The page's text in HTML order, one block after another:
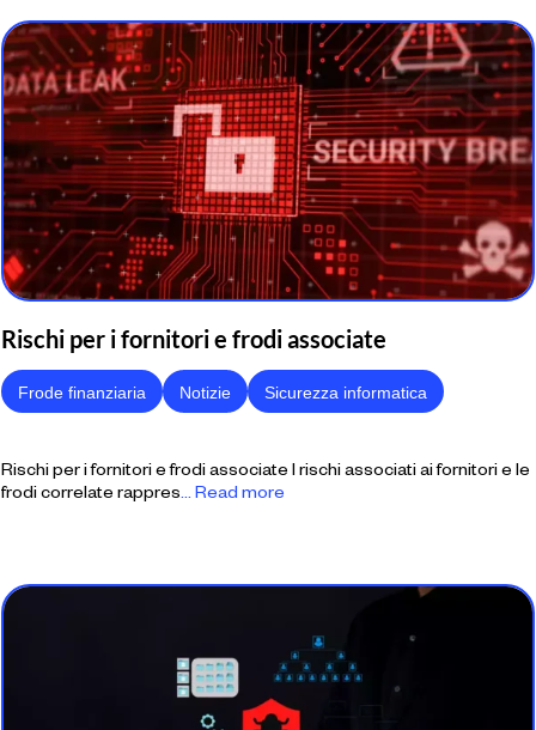
Rischi per i fornitori e frodi associate
Frode finanziaria Notizie Sicurezza informatica
Rischi per i fornitori e frodi associate I rischi associati ai fornitori e le
frodi correlate rappres... Read more